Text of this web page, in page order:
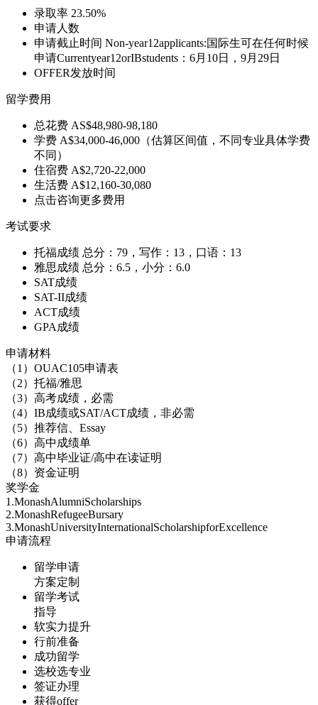
录取率 23.50%
申请人数
申请截止时间 Non-year12applicants:国际生可在任何时候
申请Currentyear12orIBstudents：6月10日，9月29日
OFFER发放时间
留学费用
总花费 AS$48,980-98,180
学费 A$34,000-46,000（估算区间值，不同专业具体学费
不同）
住宿费 A$2,720-22,000
生活费 A$12,160-30,080
点击咨询更多费用
考试要求
托福成绩 总分：79，写作：13，口语：13
雅思成绩 总分：6.5，小分：6.0
SAT成绩
SAT-II成绩
ACT成绩
GPA成绩
申请材料
（1）OUAC105申请表
（2）托福/雅思
（3）高考成绩，必需
（4）IB成绩或SAT/ACT成绩，非必需
（5）推荐信、Essay
（6）高中成绩单
（7）高中毕业证/高中在读证明
（8）资金证明
奖学金
1.MonashAlumniScholarships
2.MonashRefugeeBursary
3.MonashUniversityInternationalScholarshipforExcellence
申请流程
留学申请
方案定制
留学考试
指导
软实力提升
行前准备
成功留学
选校选专业
签证办理
获得offer